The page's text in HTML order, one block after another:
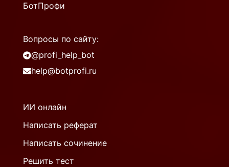
БотПрофи
Вопросы по сайту:
@profi_help_bot
help@botprofi.ru
ИИ онлайн
Написать реферат
Написать сочинение
Решить тест